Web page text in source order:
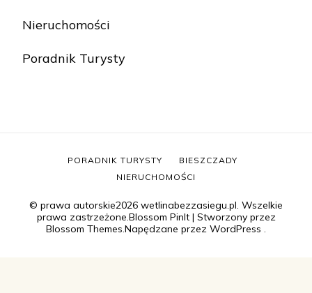
Nieruchomości
Poradnik Turysty
© prawa autorskie2026 wetlinabezzasiegu.pl. Wszelkie
prawa zastrzeżone.Blossom PinIt | Stworzony przez
Blossom Themes.Napędzane przez WordPress .
PORADNIK TURYSTY
BIESZCZADY
NIERUCHOMOŚCI